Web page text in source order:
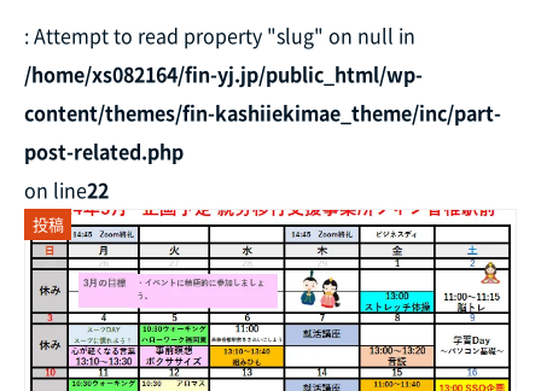
: Attempt to read property "slug" on null in
/home/xs082164/fin-yj.jp/public_html/wp-
content/themes/fin-kashiiekimae_theme/inc/part-
post-related.php
on line22
投稿